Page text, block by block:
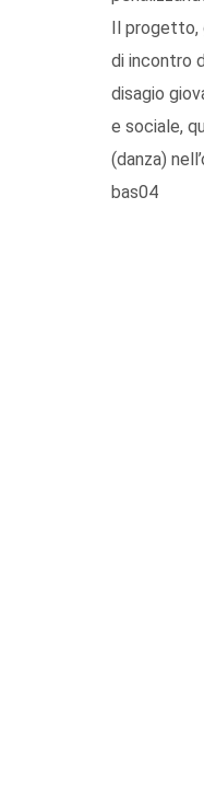
Il progetto,
di incontro
disagio
e sociale,
(danza)
bas04